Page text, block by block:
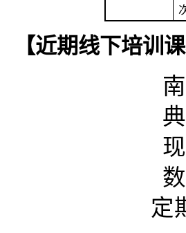
【近期线下培训
南北
典型
现场
数电
定期